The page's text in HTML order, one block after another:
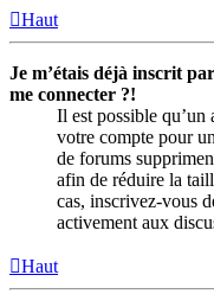
Haut
Je m’étais déjà inscrit
me connecter ?!
Il est possible qu’un
votre compte pour
de forums
afin de réduire la
cas, inscrivez-vous
activement aux
Haut